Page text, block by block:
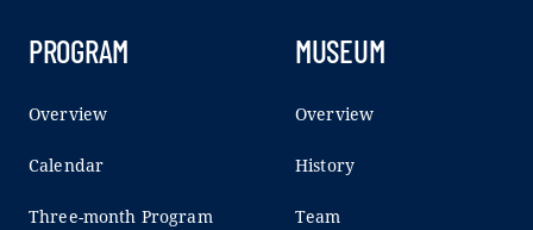
PROGRAM
Overview
Calendar
Three-month Program
MUSEUM
Overview
History
Team